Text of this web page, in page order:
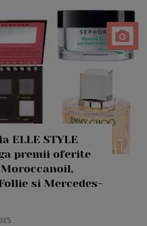
ELLE STYLE
premii oferite
si Mercedes-